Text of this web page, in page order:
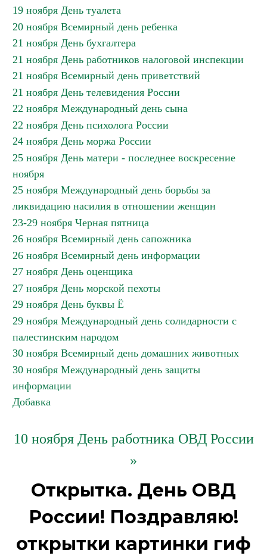
19 ноября День туалета
20 ноября Всемирный день ребенка
21 ноября День бухгалтера
21 ноября День работников налоговой инспекции
21 ноября Всемирный день приветствий
21 ноября День телевидения России
22 ноября Международный день сына
22 ноября День психолога России
24 ноября День моржа России
25 ноября День матери - последнее воскресение
ноября
25 ноября Международный день борьбы за
ликвидацию насилия в отношении женщин
23-29 ноября Черная пятница
26 ноября Всемирный день сапожника
26 ноября Всемирный день информации
27 ноября День оценщика
27 ноября День морской пехоты
29 ноября День буквы Ё
29 ноября Международный день солидарности с
палестинским народом
30 ноября Всемирный день домашних животных
30 ноября Международный день защиты
информации
Добавка
10 ноября День работника ОВД России
»
Открытка. День ОВД
России! Поздравляю!
открытки картинки гиф